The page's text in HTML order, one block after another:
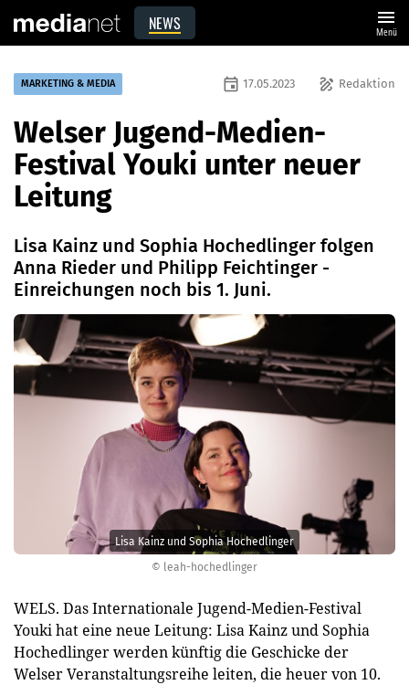
NEWS menu
Menü
© leah-hochedlinger
Lisa Kainz und Sophia Hochedlinger
MARKETING & MEDIA draw Redaktion
event 17.05.2023
Welser Jugend-Medien-
Festival Youki unter neuer
Leitung
Lisa Kainz und Sophia Hochedlinger folgen
Anna Rieder und Philipp Feichtinger -
Einreichungen noch bis 1. Juni.
WELS. Das Internationale Jugend-Medien-Festival
Youki hat eine neue Leitung: Lisa Kainz und Sophia
Hochedlinger werden künftig die Geschicke der
Welser Veranstaltungsreihe leiten, die heuer von 10.